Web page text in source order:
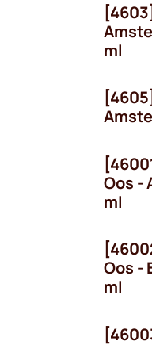
ml
Oos -
ml
Oos -
ml